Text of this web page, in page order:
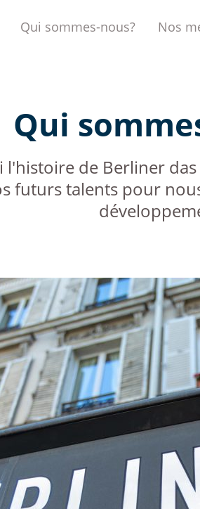
Qui sommes-nous? Nos
Qui
l'histoire de Berliner
futurs talents pour